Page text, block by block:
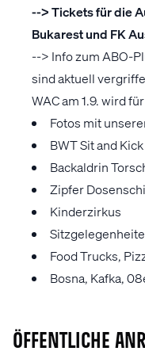
--> Tickets für die
Bukarest und FK
--> Info zum ABO-
sind aktuell
WAC am 1.9. wird
Fotos mit
BWT Sit and Kick
Backaldrin
Zipfer
Kinderzirkus
Food Trucks,
Bosna, Kafka,
ÖFFENTLICHE